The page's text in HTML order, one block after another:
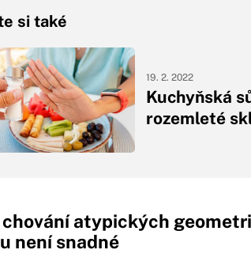
si také
Kuchyňská
rozemleté
19. 2. 2022
atypických
není snadné